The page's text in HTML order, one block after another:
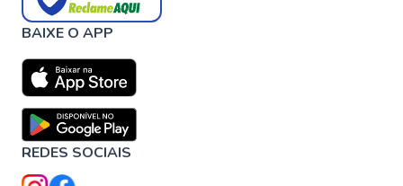
BAIXE O APP
REDES SOCIAIS